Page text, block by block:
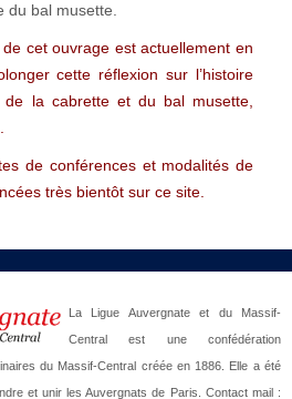
du bal musette.
cet ouvrage est actuellement en
cette réflexion sur l’histoire
la cabrette et du bal musette,
de conférences et modalités de
très bientôt sur ce site.
La Ligue Auvergnate et du Massif-
Central est une confédération
du Massif-Central créée en 1886. Elle a été
et unir les Auvergnats de Paris. Contact mail :